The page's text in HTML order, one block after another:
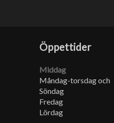
Öppettider
Middag
Måndag-torsdag och
Söndag
Fredag
Lördag